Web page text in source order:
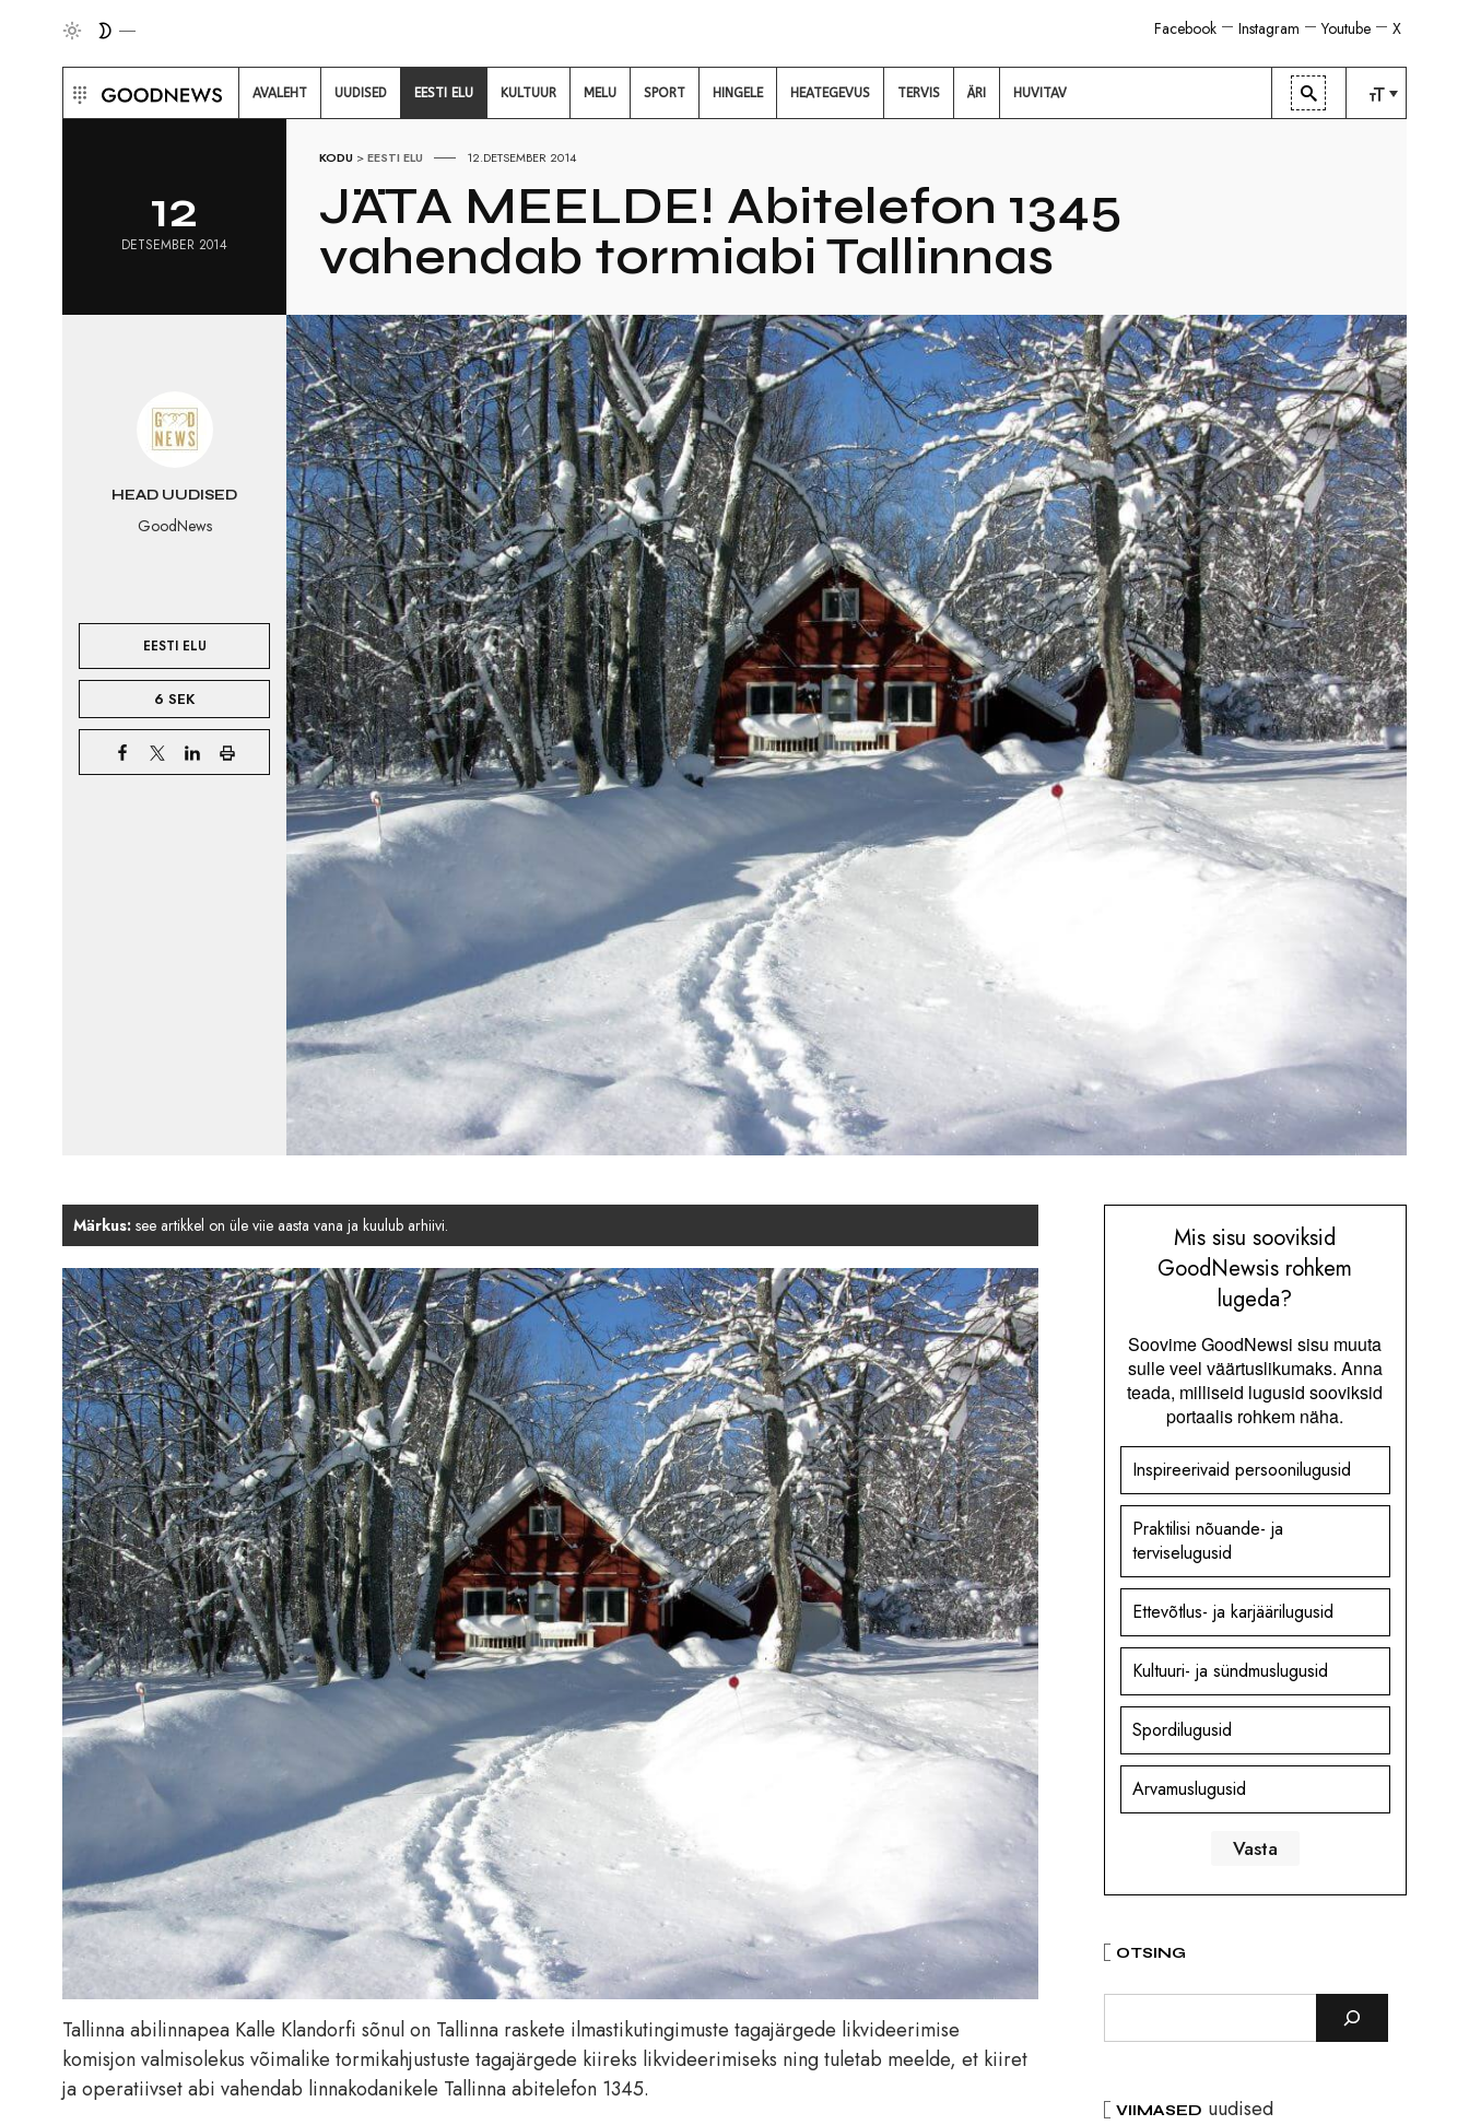
X
Youtube
Instagram
Facebook
AVALEHT UUDISED EESTI ELU KULTUUR MELU SPORT HINGELE HEATEGEVUS TERVIS ÄRI HUVITAV
12
DETSEMBER 2014
KODU >EESTI ELU 12.DETSEMBER 2014
JÄTA MEELDE! Abitelefon 1345
vahendab tormiabi Tallinnas
HEAD UUDISED
GoodNews
EESTI ELU
6 SEK
Märkus: see artikkel on üle viie aasta vana ja kuulub arhiivi.
Tallinna abilinnapea Kalle Klandorfi sõnul on Tallinna raskete ilmastikutingimuste tagajärgede likvideerimise
komisjon valmisolekus võimalike tormikahjustuste tagajärgede kiireks likvideerimiseks ning tuletab meelde, et kiiret
ja operatiivset abi vahendab linnakodanikele Tallinna abitelefon 1345.
Mis sisu sooviksid
GoodNewsis rohkem
lugeda?
Soovime GoodNewsi sisu muuta
sulle veel väärtuslikumaks. Anna
teada, milliseid lugusid sooviksid
portaalis rohkem näha.
Inspireerivaid persoonilugusid
Praktilisi nõuande- ja
terviselugusid
Ettevõtlus- ja karjäärilugusid
Kultuuri- ja sündmuslugusid
Spordilugusid
Arvamuslugusid
OTSING
VIIMASED uudised